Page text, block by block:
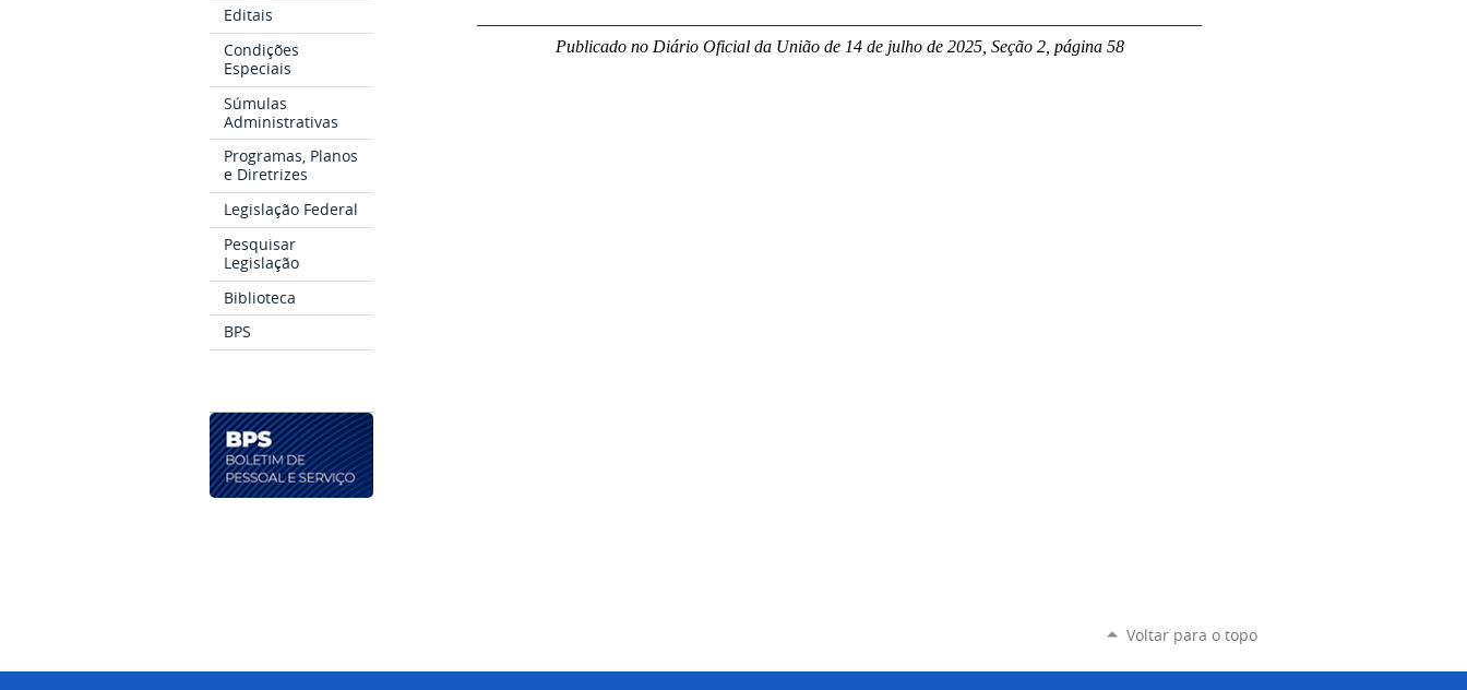
Editais
Condições
Especiais
Súmulas
Administrativas
Programas, Planos
e Diretrizes
Legislação Federal
Pesquisar
Legislação
Biblioteca
BPS
Publicado no Diário Oficial da União de 14 de julhode 2025, Seção 2, página 58
Voltar para o topo